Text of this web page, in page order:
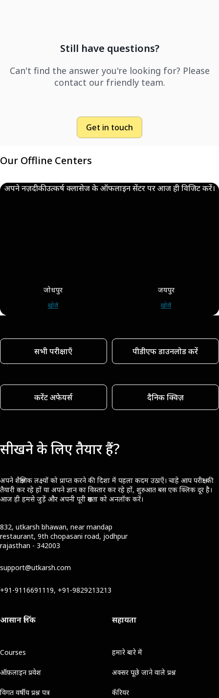
Still have questions?
Can't find the answer you're looking for? Please
contact our friendly team.
Get in touch
Our Offline Centers
अपने नज़दीकी उत्कर्ष क्लासेज के ऑफलाइन सेंटर पर आज ही विजिट करें।
जोधपुर
खोजें
जयपुर
खोजें
सभी परीक्षाएँ पीडीएफ डाउनलोड करें
करेंट अफेयर्स दैनिक क्विज़
सीखने के लिए तैयार हैं?
अपने शैक्षणिक लक्ष्यों को प्राप्त करने की दिशा में पहला कदम उठाएँ। चाहे आप परीक्षा की
तैयारी कर रहे हों या अपने ज्ञान का विस्तार कर रहे हों, शुरुआत बस एक क्लिक दूर है।
आज ही हमसे जुड़ें और अपनी पूरी क्षमता को अनलॉक करें।
832, utkarsh bhawan, near mandap
restaurant, 9th chopasani road, jodhpur
rajasthan - 342003
support@utkarsh.com
+91-9116691119, +91-9829213213
आसान लिंक
Courses
ऑफ़लाइन प्रवेश
विगत वर्षीय प्रश्न पत्र
सहायता
हमारे बारे में
अक्सर पूछे जाने वाले प्रश्न
कॅरियर